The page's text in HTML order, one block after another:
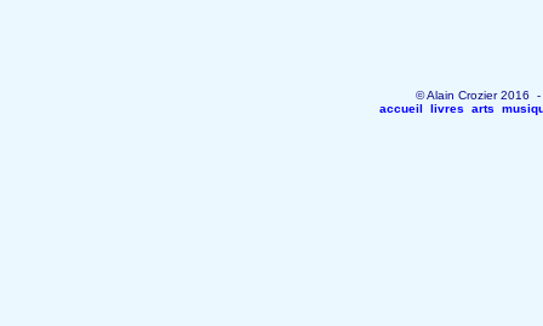
© Alain Crozier 2016 -
accueil
livres arts